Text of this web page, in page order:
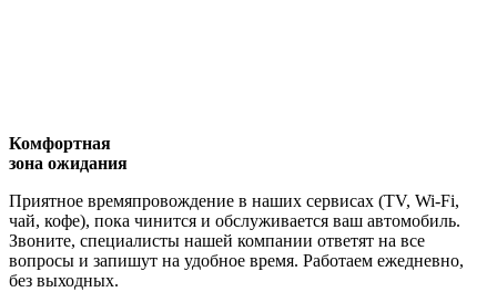
Комфортная
зона ожидания
Приятное времяпровождение в наших сервисах (TV, Wi-Fi,
чай, кофе), пока чинится и обслуживается ваш автомобиль.
Звоните, специалисты нашей компании ответят на все
вопросы и запишут на удобное время. Работаем ежедневно,
без выходных.